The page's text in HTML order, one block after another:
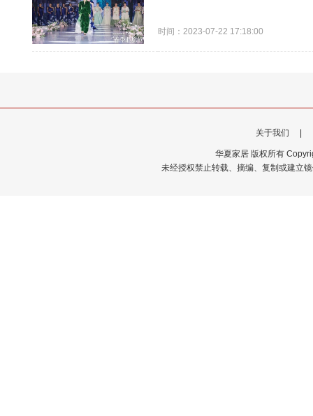
时间：2023-07-22 17:18:00
关于我们
华夏家居 版权所有
未经授权禁止转载、摘编、复制或建立